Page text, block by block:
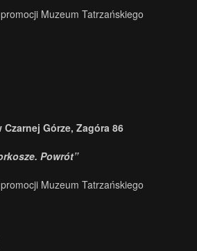
Muzeum Tatrzańskiego
Górze, Zagóra 86
Powrót”
Muzeum Tatrzańskiego